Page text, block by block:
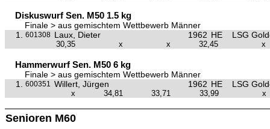
Diskuswurf Sen. M50 1.5 kg
Finale > aus gemischtem Wettbewerb Männer
1.
601308 Laux, Dieter 1962 HE LSG
30,35 x x 32,45 x
Hammerwurf Sen. M50 6 kg
Finale > aus gemischtem Wettbewerb Männer
1.
600351 Willert, Jürgen 1962 HE LSG
x 34,81 33,71 33,99 x
Senioren M60